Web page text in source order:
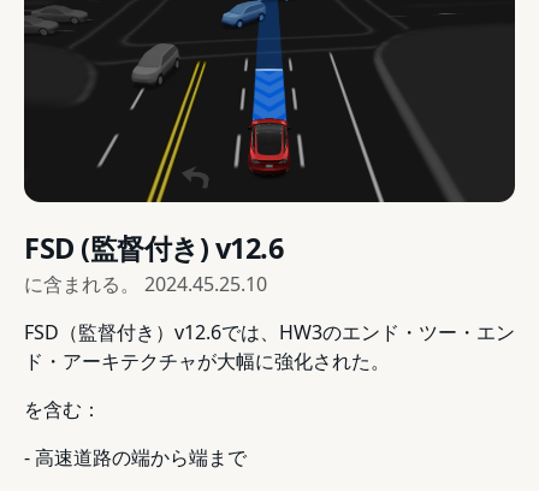
FSD (監督付き) v12.6
に含まれる。 2024.45.25.10
FSD（監督付き）v12.6では、HW3のエンド・ツー・エン
ド・アーキテクチャが大幅に強化された。
を含む：
- 高速道路の端から端まで